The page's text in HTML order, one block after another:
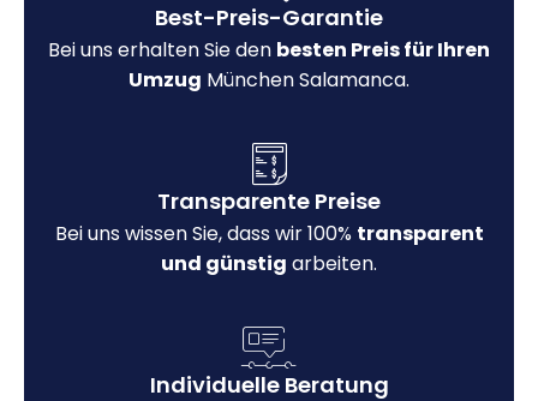
Best-Preis-Garantie
Bei uns erhalten Sie den besten Preis für Ihren
Umzug München Salamanca.
Transparente Preise
Bei uns wissen Sie, dass wir 100% transparent
und günstig arbeiten.
Individuelle Beratung